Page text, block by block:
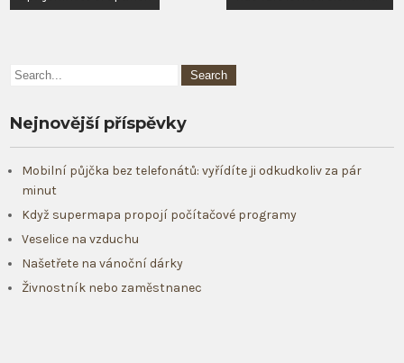
pro
Nejnovější příspěvky
Mobilní půjčka bez telefonátů: vyřídíte ji odkudkoliv za pár
minut
Když supermapa propojí počítačové programy
Veselice na vzduchu
Našetřete na vánoční dárky
Živnostník nebo zaměstnanec